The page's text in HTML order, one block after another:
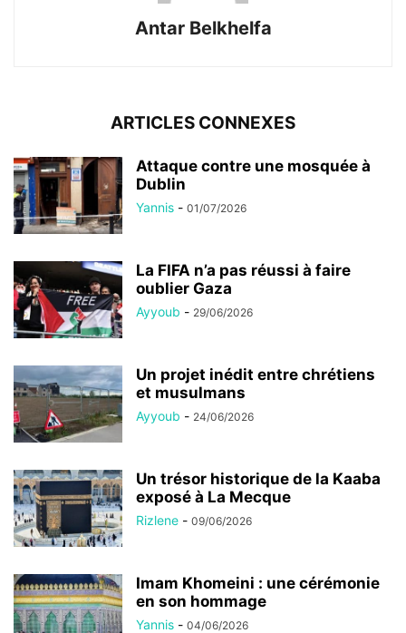
Antar Belkhelfa
ARTICLES CONNEXES
Attaque contre une mosquée à
Dublin
Yannis - 01/07/2026
La FIFA n’a pas réussi à faire
oublier Gaza
Ayyoub - 29/06/2026
Un projet inédit entre chrétiens
et musulmans
Ayyoub - 24/06/2026
Un trésor historique de la Kaaba
exposé à La Mecque
Rizlene - 09/06/2026
Imam Khomeini : une cérémonie
en son hommage
Yannis - 04/06/2026